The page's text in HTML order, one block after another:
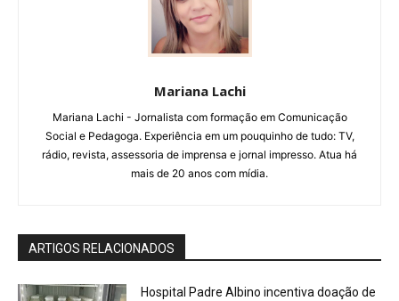
Mariana Lachi
Mariana Lachi - Jornalista com formação em Comunicação
Social e Pedagoga. Experiência em um pouquinho de tudo: TV,
rádio, revista, assessoria de imprensa e jornal impresso. Atua há
mais de 20 anos com mídia.
ARTIGOS RELACIONADOS
Hospital Padre Albino incentiva doação de